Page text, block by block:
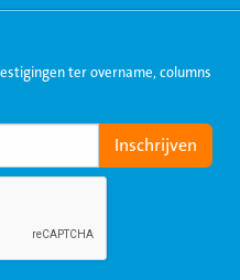
ter overname, columns